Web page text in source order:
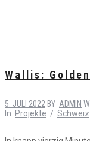
Wallis:
5. JULI 2022 BY ADMIN
In Projekte / Schweiz